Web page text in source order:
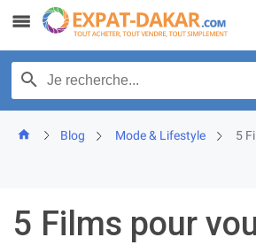
content
Recherche par texte
Blog Mode & Lifestyle 5
5 Films pour